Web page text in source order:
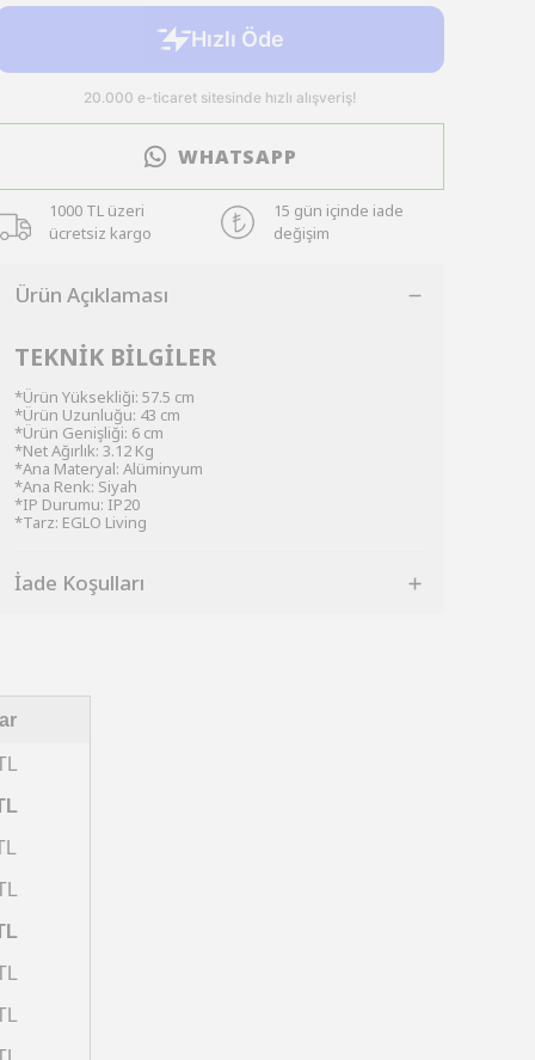
WHATSAPP
1000 TL üzeri
ücretsiz kargo
15 gün içinde iade
değişim
Ürün Açıklaması
TEKNİK BİLGİLER
*Ürün Yüksekliği: 57.5 cm
*Ürün Uzunluğu: 43 cm
*Ürün Genişliği: 6 cm
*Net Ağırlık: 3.12 Kg
*Ana Materyal: Alüminyum
*Ana Renk: Siyah
*IP Durumu: IP20
*Tarz: EGLO Living
İade Koşulları